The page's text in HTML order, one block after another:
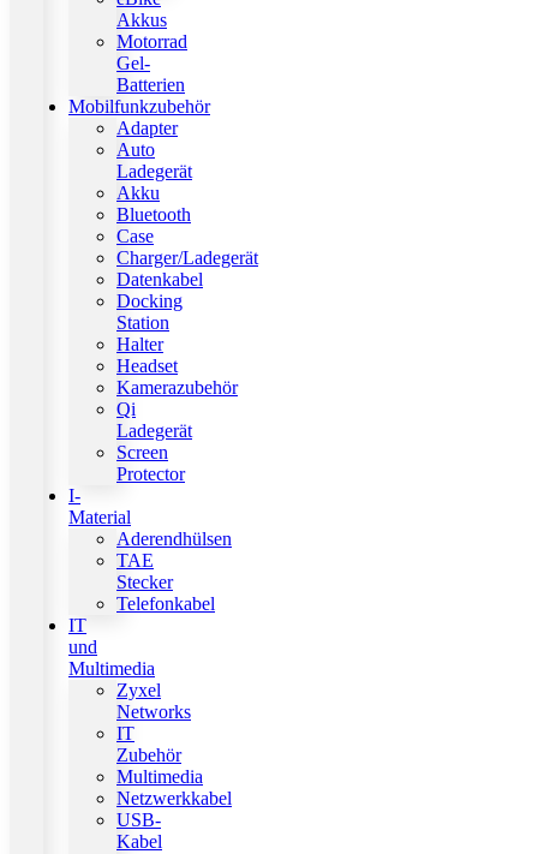
Akkus
Motorrad
Gel-
Batterien
Mobilfunkzubehör
Adapter
Auto
Ladegerät
Akku
Bluetooth
Case
Charger/Ladegerät
Datenkabel
Docking
Station
Halter
Headset
Kamerazubehör
Qi
Ladegerät
Screen
Protector
I-
Material
Aderendhülsen
TAE
Stecker
Telefonkabel
IT
und
Multimedia
Zyxel
Networks
IT
Zubehör
Multimedia
Netzwerkkabel
USB-
Kabel